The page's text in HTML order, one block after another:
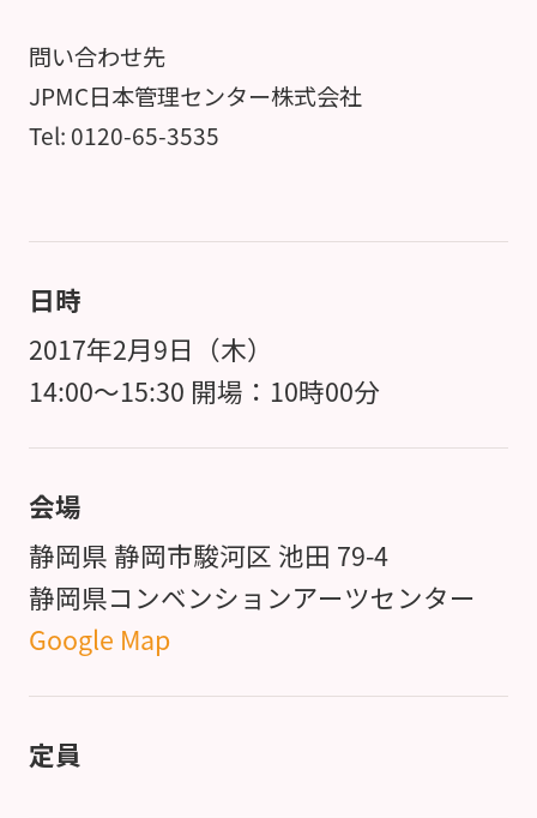
問い合わせ先
JPMC日本管理センター株式会社
Tel: 0120-65-3535
日時
2017年2月9日（木）
14:00～15:30 開場：10時00分
会場
静岡県 静岡市駿河区 池田 79-4
静岡県コンベンションアーツセンター
Google Map
定員